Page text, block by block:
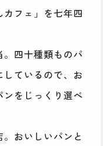
フェ」を七年四
。四十種類ものパ
ているので、お
をじっくり選べ
おいしいパンと